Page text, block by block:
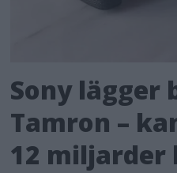
Sony lägger
Tamron –
12 miljarder